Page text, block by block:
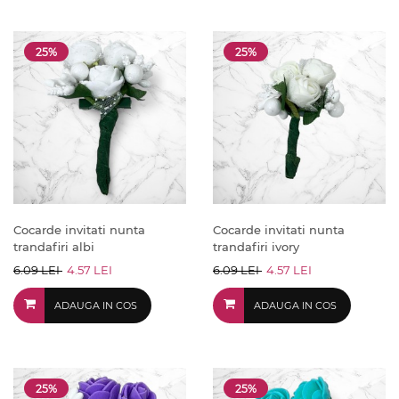
25%
Cocarde invitati nunta
trandafiri albi
6.09 LEI 4.57 LEI
ADAUGA IN COS
25%
Cocarde invitati nunta
trandafiri ivory
6.09 LEI 4.57 LEI
ADAUGA IN COS
25% 25%